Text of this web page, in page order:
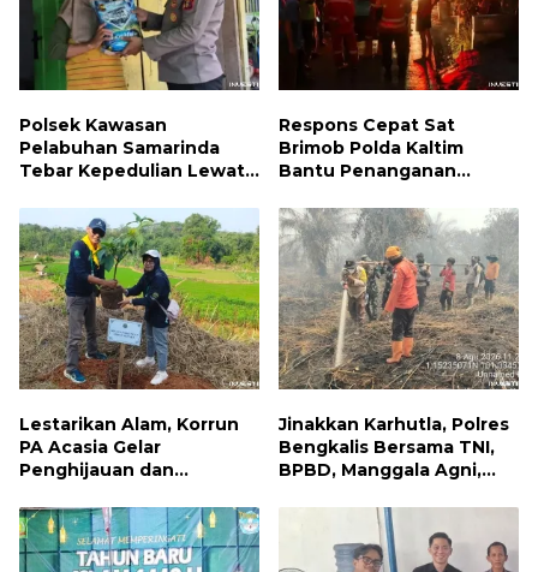
Polsek Kawasan
Pelabuhan Samarinda
Tebar Kepedulian Lewat
Sungai Dama Terima
Bantuan Sosial
Respons Cepat Sat
Brimob Polda Kaltim
Bantu Penanganan
Samarinda
Lestarikan Alam, Korrun
PA Acasia Gelar
Penghijauan dan
Wujudkan Kepedulian
Lingkungan
Jinakkan Karhutla, Polres
Bengkalis Bersama TNI,
BPBD, Manggala Agni,
Berjibaku di Siak Kecil
dan Mandau